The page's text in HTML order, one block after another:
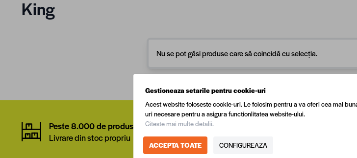
King
Nu se pot găsi produse care să coincidă cu selecția.
Peste 8.000 de produse
Livrare din stoc propriu
Rețea de magazine
8 showroomuri de prezentare
Gestioneaza setarile pentru cookie-uri
Acest website foloseste cookie-uri. Le folosim pentru a va oferi cea mai
uri necesare pentru a asigura functionlitatea website-ului.
Citeste mai multe detalii.
ACCEPTA TOATE CONFIGUREAZA